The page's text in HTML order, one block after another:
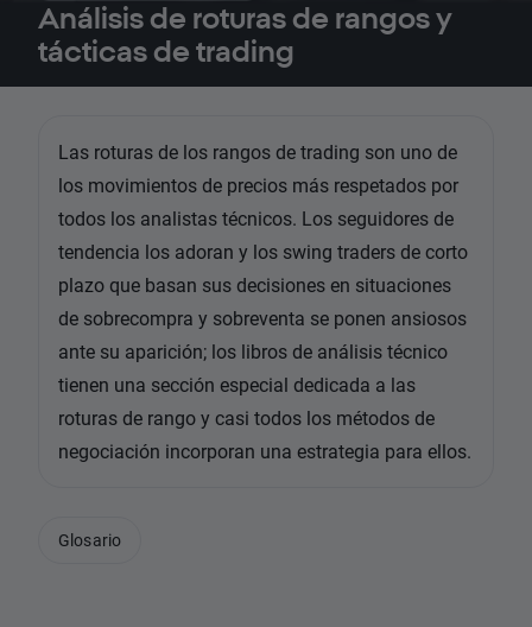
Análisis de roturas de rangos y
tácticas de trading
Las roturas de los rangos de trading son uno de
los movimientos de precios más respetados por
todos los analistas técnicos. Los seguidores de
tendencia los adoran y los swing traders de corto
plazo que basan sus decisiones en situaciones
de sobrecompra y sobreventa se ponen ansiosos
ante su aparición; los libros de análisis técnico
tienen una sección especial dedicada a las
roturas de rango y casi todos los métodos de
negociación incorporan una estrategia para ellos.
Glosario